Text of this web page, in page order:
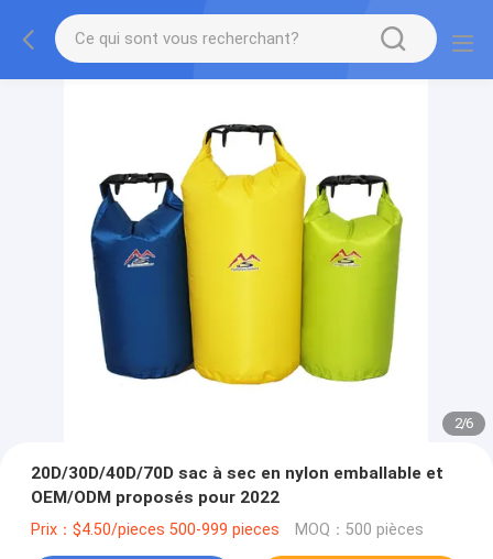
2/6
20D/30D/40D/70D sac à sec en nylon emballable et
OEM/ODM proposés pour 2022
Prix：$4.50/pieces 500-999 pieces MOQ：500 pièces